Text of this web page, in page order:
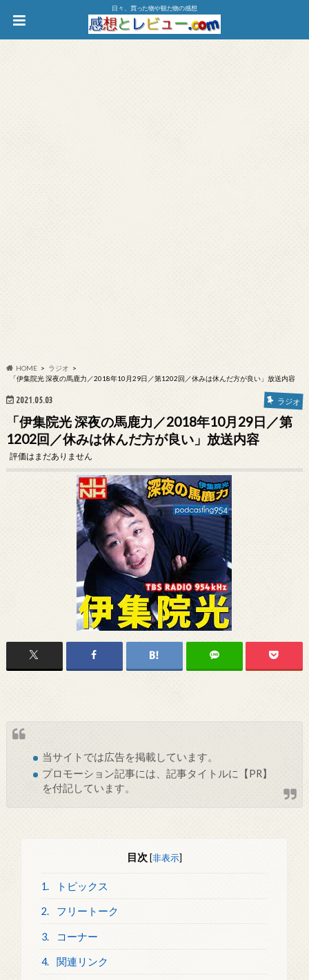
日々、買った物や観た物の感想
HOME
ラジオ
「伊集院光 深夜の馬鹿力／2018年10月29日／第1202回／休みは休んだ方が良い」放送内容
2021.05.03 ラジオ
「伊集院光 深夜の馬鹿力／2018年10月29日／第
1202回／休みは休んだ方が良い」放送内容
評価はまだありません
当サイトでは広告を掲載しています。
プロモーション記事には、記事タイトルに【PR】
を付記しています。
目次 [非表示]
1. トピックス
2. フリートーク
3. コーナー
4. 関連リンク